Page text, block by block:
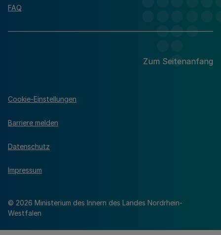
FAQ
Zum Seitenanfang
© 2026 Ministerium des Innern des Landes Nordrhein-
Westfalen
Cookie-Einstellungen
Barriere melden
Datenschutz
Impressum